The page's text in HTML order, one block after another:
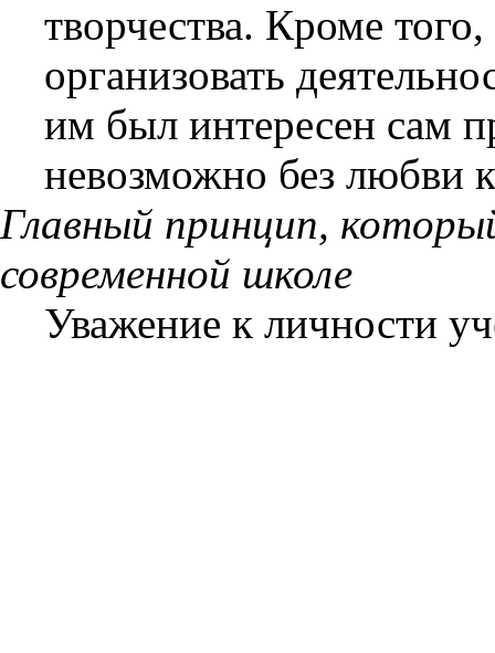
творчества. Кроме
организовать
им был интересен сам
невозможно без любви
Главный принцип,
современной школе
Уважение к личности